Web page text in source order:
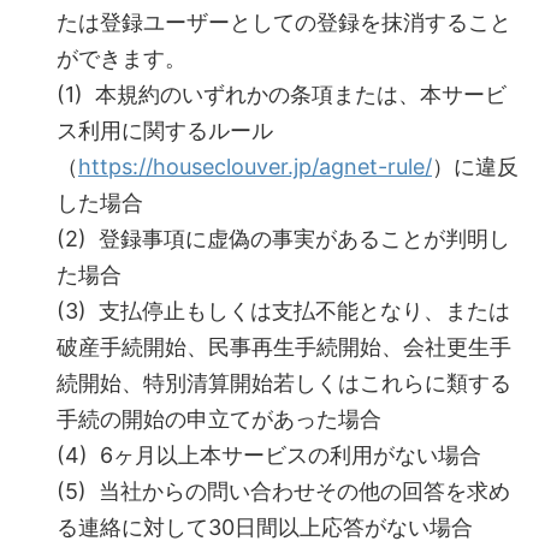
たは登録ユーザーとしての登録を抹消すること
ができます。
(1) 本規約のいずれかの条項または、本サービ
ス利用に関するルール
（https://houseclouver.jp/agnet-rule/）に違反
した場合
(2) 登録事項に虚偽の事実があることが判明し
た場合
(3) 支払停止もしくは支払不能となり、または
破産手続開始、民事再生手続開始、会社更生手
続開始、特別清算開始若しくはこれらに類する
手続の開始の申立てがあった場合
(4) 6ヶ月以上本サービスの利用がない場合
(5) 当社からの問い合わせその他の回答を求め
る連絡に対して30日間以上応答がない場合